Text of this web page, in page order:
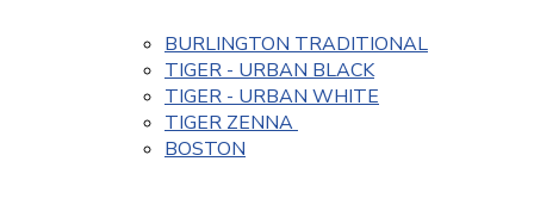
BURLINGTON TRADITIONAL
TIGER - URBAN BLACK
TIGER - URBAN WHITE
TIGER ZENNA
BOSTON